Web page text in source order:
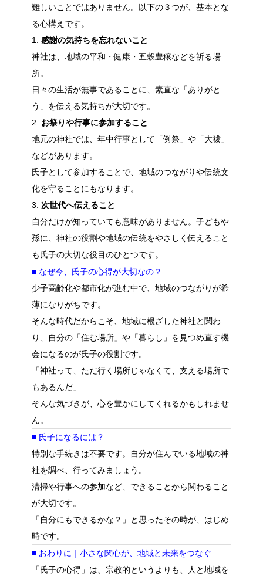
難しいことではありません。以下の３つが、基本とな
る心構えです。
1. 感謝の気持ちを忘れないこと
神社は、地域の平和・健康・五穀豊穣などを祈る場
所。
日々の生活が無事であることに、素直な「ありがと
う」を伝える気持ちが大切です。
2. お祭りや行事に参加すること
地元の神社では、年中行事として「例祭」や「大祓」
などがあります。
氏子として参加することで、地域のつながりや伝統文
化を守ることにもなります。
3. 次世代へ伝えること
自分だけが知っていても意味がありません。子どもや
孫に、神社の役割や地域の伝統をやさしく伝えること
も氏子の大切な役目のひとつです。
■ なぜ今、氏子の心得が大切なの？
少子高齢化や都市化が進む中で、地域のつながりが希
薄になりがちです。
そんな時代だからこそ、地域に根ざした神社と関わ
り、自分の「住む場所」や「暮らし」を見つめ直す機
会になるのが氏子の役割です。
「神社って、ただ行く場所じゃなくて、支える場所で
もあるんだ」
そんな気づきが、心を豊かにしてくれるかもしれませ
ん。
■ 氏子になるには？
特別な手続きは不要です。自分が住んでいる地域の神
社を調べ、行ってみましょう。
清掃や行事への参加など、できることから関わること
が大切です。
「自分にもできるかな？」と思ったその時が、はじめ
時です。
■ おわりに｜小さな関心が、地域と未来をつなぐ
「氏子の心得」は、宗教的というよりも、人と地域を